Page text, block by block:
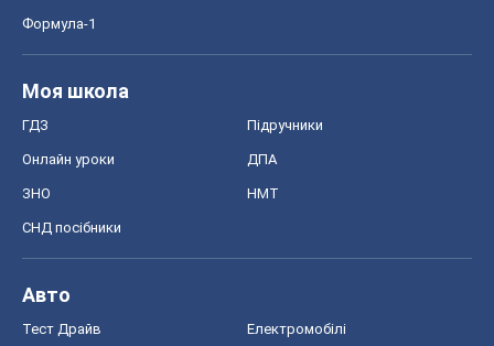
Формула-1
Моя школа
ГДЗ Підручники
Онлайн уроки ДПА
ЗНО НМТ
СНД посібники
Авто
Тест Драйв Електромобілі